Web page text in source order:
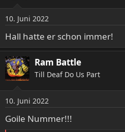
n
e
n
:
10. Juni 2022
Hall hatte er schon immer!
Ram Battle
Till Deaf Do Us Part
10. Juni 2022
Goile Nummer!!!